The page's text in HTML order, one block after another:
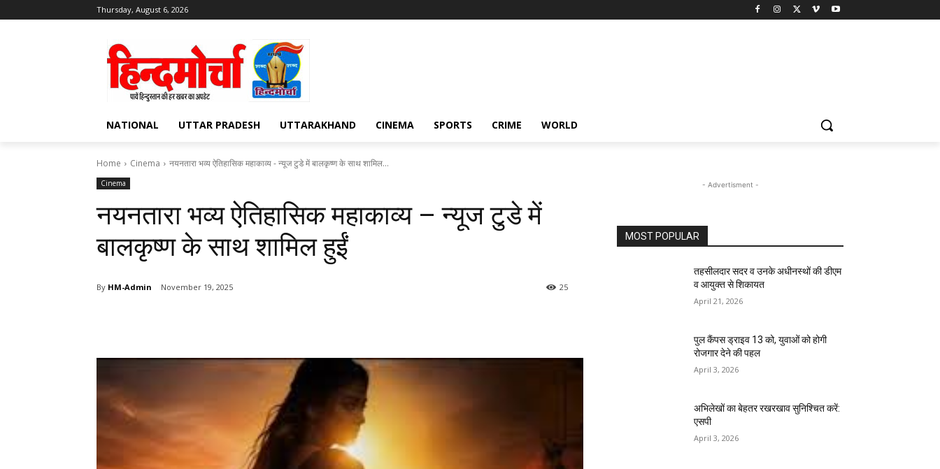
Thursday, August 6, 2026
NATIONAL UTTAR PRADESH UTTARAKHAND CINEMA SPORTS CRIME WORLD
Home Cinema नयनतारा भव्य ऐतिहासिक महाकाव्य - न्यूज टुडे में बालकृष्ण के साथ शामिल...
Cinema
नयनतारा भव्य ऐतिहासिक महाकाव्य – न्यूज टुडे में
बालकृष्ण के साथ शामिल हुईं
By HM-Admin November 19, 2025 25
- Advertisment -
MOST POPULAR
तहसीलदार सदर व उनके अधीनस्थों की डीएम
व आयुक्त से शिकायत
April 21, 2026
पुल कैंपस ड्राइव 13 को, युवाओं को होगी
रोजगार देने की पहल
April 3, 2026
अभिलेखों का बेहतर रखरखाव सुनिश्चित करें:
एसपी
April 3, 2026